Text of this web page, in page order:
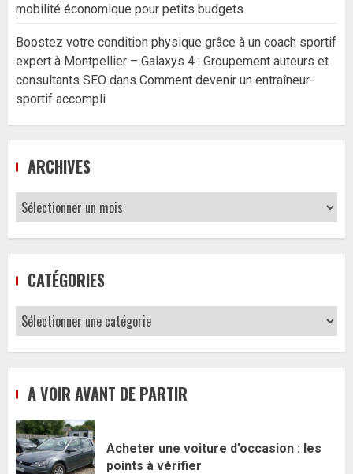
mobilité économique pour petits budgets
Boostez votre condition physique grâce à un coach sportif
expert à Montpellier – Galaxys 4 : Groupement auteurs et
consultants SEO dans Comment devenir un entraîneur-
sportif accompli
ARCHIVES
Archives
CATÉGORIES
Catégories
A VOIR AVANT DE PARTIR
Acheter une voiture d’occasion : les
points à vérifier